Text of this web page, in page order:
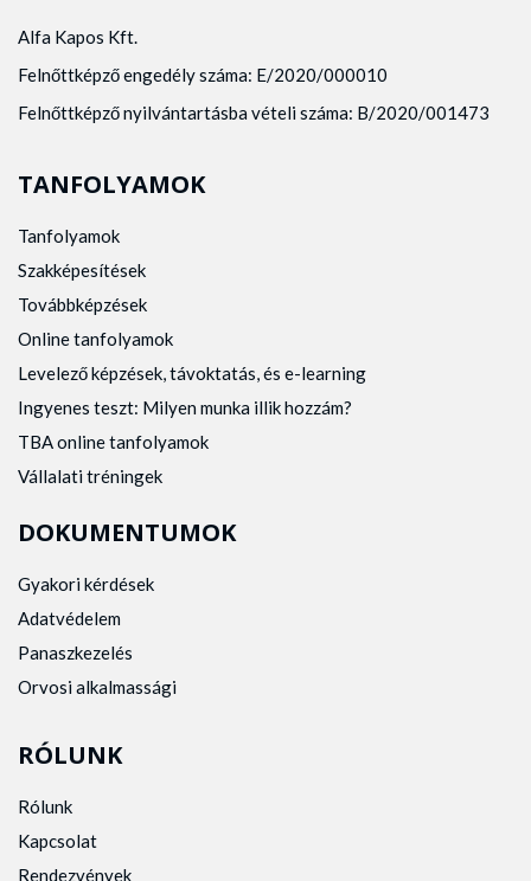
Alfa Kapos Kft.
Felnőttképző engedély száma: E/2020/000010
Felnőttképző nyilvántartásba vételi száma: B/2020/001473
TANFOLYAMOK
Tanfolyamok
Szakképesítések
Továbbképzések
Online tanfolyamok
Levelező képzések, távoktatás, és e-learning
Ingyenes teszt: Milyen munka illik hozzám?
TBA online tanfolyamok
Vállalati tréningek
DOKUMENTUMOK
Gyakori kérdések
Adatvédelem
Panaszkezelés
Orvosi alkalmassági
RÓLUNK
Rólunk
Kapcsolat
Rendezvények